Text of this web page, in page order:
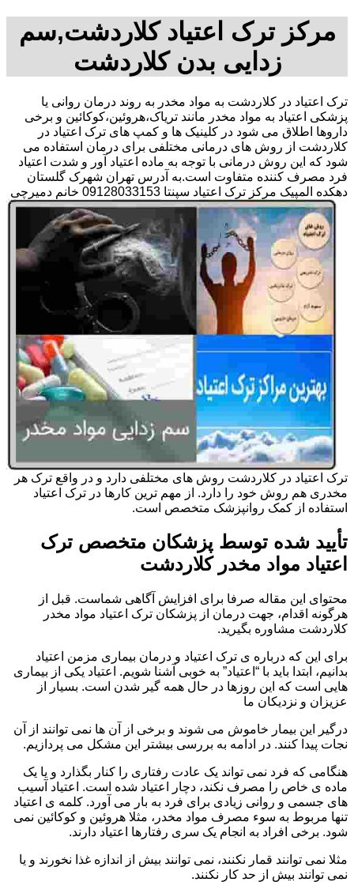
مرکز ترک اعتیاد کلاردشت,سم
زدایی بدن کلاردشت
ترک اعتیاد در کلاردشت به مواد مخدر به روند درمان روانی یا
پزشکی اعتیاد به مواد مخدر مانند تریاک،هروئین،کوکائین و برخی
داروها اطلاق می شود در کلینیک ها و کمپ های ترک اعتیاد در
کلاردشت از روش های درمانی مختلفی برای درمان استفاده می
شود که این روش درمانی با توجه به ماده اعتیاد آور و شدت اعتیاد
فرد مصرف کننده متفاوت است.به آدرس تهران شهرک گلستان
دهکده المپیک مرکز ترک اعتیاد سپنتا 09128033153 خانم دمیرچی
ترک اعتیاد در کلاردشت روش های مختلفی دارد و در واقع ترک هر
مخدری هم روش خود را دارد. از مهم ترین کارها در ترک اعتیاد
استفاده از کمک روانپزشک متخصص است.
تأیید شده توسط پزشکان متخصص ترک
اعتیاد مواد مخدر کلاردشت
محتوای این مقاله صرفا برای افزایش آگاهی شماست. قبل از
هرگونه اقدام، جهت درمان از پزشکان ترک اعتیاد مواد مخدر
کلاردشت مشاوره بگیرید.
برای این که درباره ی ترک اعتیاد و درمان بیماری مزمن اعتیاد
بدانیم، ابتدا باید با “اعتیاد” به خوبی آشنا شویم. اعتیاد یکی از بیماری
هایی است که این روزها در حال همه گیر شدن است. بسیار از
عزیزان و نزدیکان ما
درگیر این بیمار خاموش می شوند و برخی از آن ها نمی توانند از آن
نجات پیدا کنند. در ادامه به بررسی بیشتر این مشکل می پردازیم.
هنگامی که فرد نمی تواند یک عادت رفتاری را کنار بگذارد و یا یک
ماده ی خاص را مصرف نکند، دچار اعتیاد شده است. اعتیاد آسیب
های جسمی و روانی زیادی برای فرد به بار می آورد. کلمه ی اعتیاد
تنها مربوط به سوء مصرف مواد مخدر، مثلا هروئین و کوکائین نمی
شود. برخی افراد به انجام یک سری رفتارها اعتیاد دارند.
مثلا نمی توانند قمار نکنند، نمی توانند بیش از اندازه غذا نخورند و یا
نمی توانند بیش از حد کار نکنند.